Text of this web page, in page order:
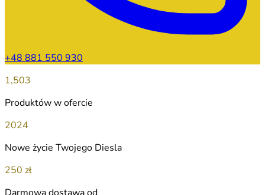
+48 881 550 930
1,503
Produktów w ofercie
2024
Nowe życie Twojego Diesla
250 zł